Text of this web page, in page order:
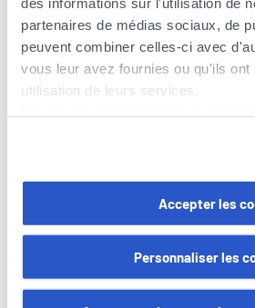
partenaires de médias sociaux, de
peuvent combiner celles-ci avec
vous leur avez fournies ou qu'ils
utilisation de leurs services.
Vous avez la possibilité de retirer
moment en cliquant sur le lien
Certains de ces cookies sont
Accepter les
Personnaliser les
Versicherungsagenten in
Versicherungsagenten in der